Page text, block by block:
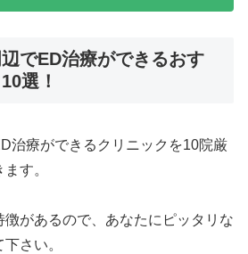
でED治療ができるおす
選！
治療ができるクリニックを10院厳
す。
徴があるので、あなたにピッタリな
さい。